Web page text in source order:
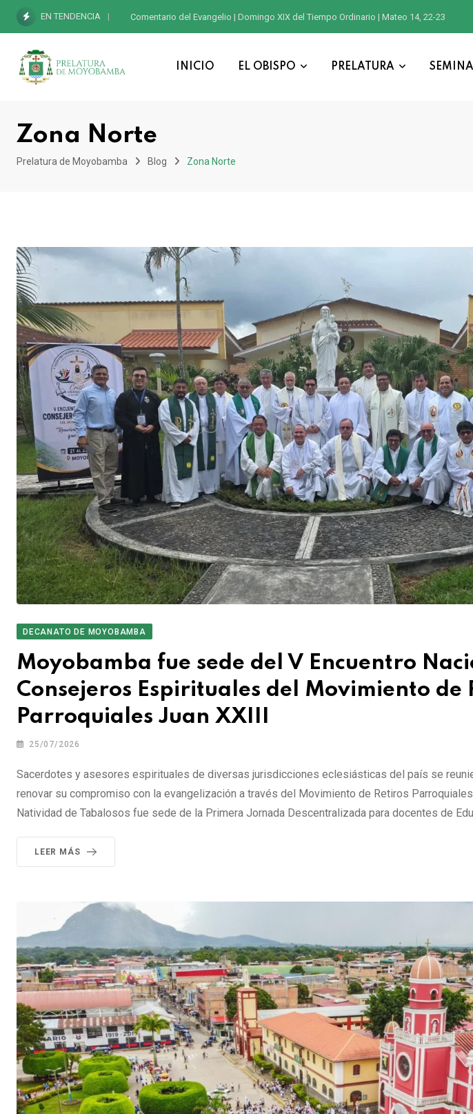
EN TENDENCIA Comentario del Evangelio | Domingo XIX del Tiempo Ordinario | Mateo 14, 22-23
INICIO EL OBISPO PRELATURA
Zona Norte
Prelatura de Moyobamba Blog Zona Norte
DECANATO DE MOYOBAMBA
Moyobamba fue sede del V Encuentro
Consejeros Espirituales del Movimiento de
Parroquiales Juan XXIII
25/07/2026
Sacerdotes y asesores espirituales de diversas jurisdicciones eclesiásticas del país se
renovar su compromiso con la evangelización a través del Movimiento de Retiros
Natividad de Tabalosos fue sede de la Primera Jornada Descentralizada para docentes de
LEER MÁS